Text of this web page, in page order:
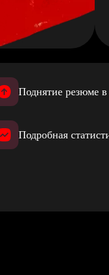
Поднятие резюме
Подробная